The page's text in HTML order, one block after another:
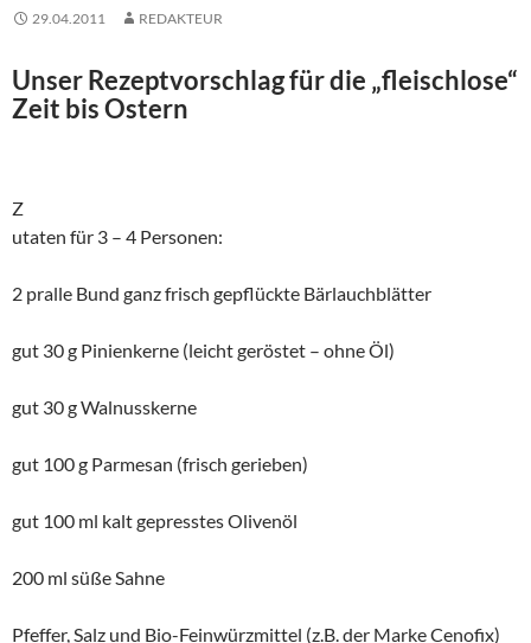
29.04.2011 REDAKTEUR
Unser Rezeptvorschlag für die „fleischlose“
Zeit bis Ostern
Z
utaten für 3 – 4 Personen:
2 pralle Bund ganz frisch gepflückte Bärlauchblätter
gut 30 g Pinienkerne (leicht geröstet – ohne Öl)
gut 30 g Walnusskerne
gut 100 g Parmesan (frisch gerieben)
gut 100 ml kalt gepresstes Olivenöl
200 ml süße Sahne
Pfeffer, Salz und Bio-Feinwürzmittel (z.B. der Marke Cenofix)